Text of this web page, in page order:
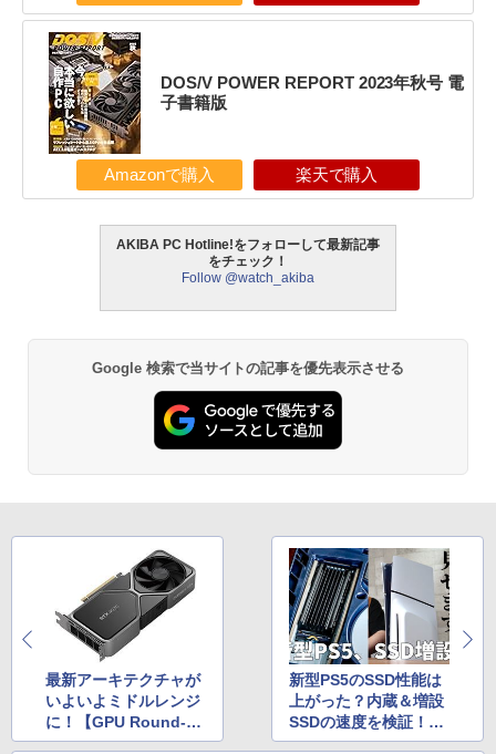
DOS/V POWER REPORT 2023年秋号 電
子書籍版
Amazonで購入 楽天で購入
AKIBA PC Hotline!をフォローして最新記事
をチェック！
Follow @watch_akiba
Google 検索で当サイトの記事を優先表示させる
最新アーキテクチャが
いよいよミドルレンジ
に！【GPU Round-R
obin Benchmark 特別
新型PS5のSSD性能は
上がった？内蔵＆増設
SSDの速度を検証！増
設手順も見せます